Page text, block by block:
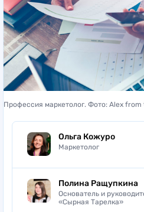
Профессия маркетолог. Фото: Alex
Ольга Кожуро
Маркетолог
Полина Ращупкина
Основатель и
«Сырная Тарелка»